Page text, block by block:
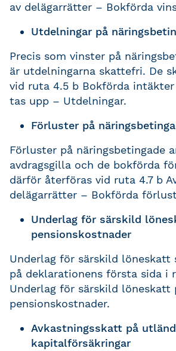
av delägarrätter – Bokförda
Utdelningar på
Precis som vinster på
är utdelningarna skattefri. De
vid ruta 4.5 b Bokförda
tas upp – Utdelningar.
Förluster på
Förluster på näringsbetingade
avdragsgilla och de bokförda
därför återföras vid ruta 4.7 b
delägarrätter – Bokförda
Underlag för särskild
pensionskostnader
Underlag för särskild löneskatt
på deklarationens första sida i
Underlag för särskild löneskatt
pensionskostnader.
Avkastningsskatt på
kapitalförsäkringar